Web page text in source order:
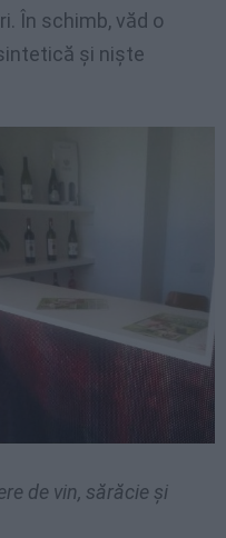
În schimb, văd o
şi nişte
de vin, sărăcie și